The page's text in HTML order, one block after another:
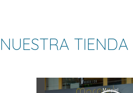
NUESTRA